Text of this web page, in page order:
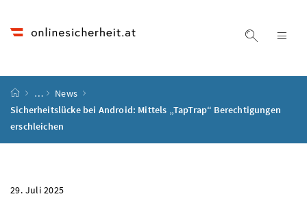
Suche
Startseite
…
News
Sicherheitslücke bei Android: Mittels „TapTrap“ Berechtigungen
erschleichen
29. Juli 2025